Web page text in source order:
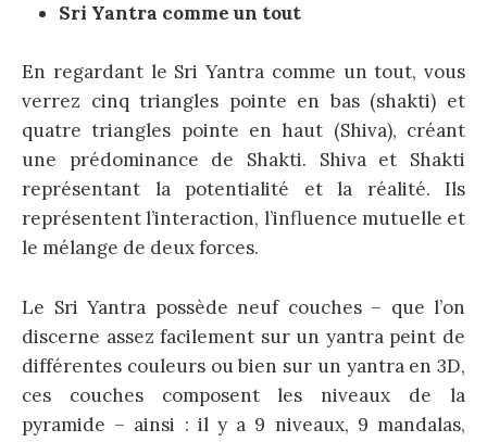
Sri Yantra comme un tout
En regardant le Sri Yantra comme un tout, vous
verrez cinq triangles pointe en bas (shakti) et
quatre triangles pointe en haut (Shiva), créant
une prédominance de Shakti. Shiva et Shakti
représentant la potentialité et la réalité. Ils
représentent l’interaction, l’influence mutuelle et
le mélange de deux forces.
Le Sri Yantra possède neuf couches – que l’on
discerne assez facilement sur un yantra peint de
différentes couleurs ou bien sur un yantra en 3D,
ces couches composent les niveaux de la
pyramide – ainsi : il y a 9 niveaux, 9 mandalas,